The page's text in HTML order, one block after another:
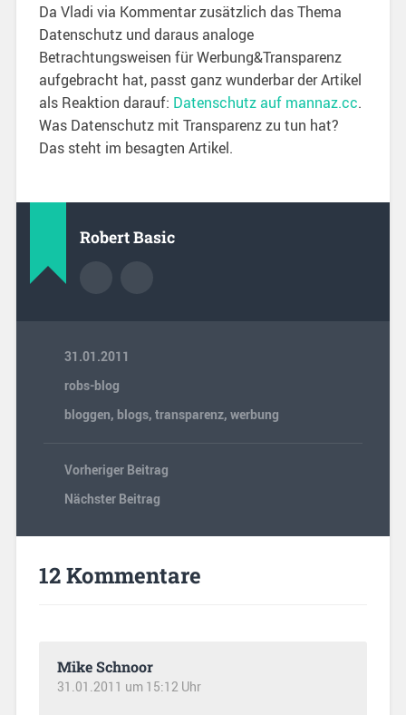
Da Vladi via Kommentar zusätzlich das Thema
Datenschutz und daraus analoge
Betrachtungsweisen für Werbung&Transparenz
aufgebracht hat, passt ganz wunderbar der Artikel
als Reaktion darauf: Datenschutz auf mannaz.cc.
Was Datenschutz mit Transparenz zu tun hat?
Das steht im besagten Artikel.
Robert Basic
31.01.2011
robs-blog
bloggen, blogs, transparenz, werbung
Vorheriger Beitrag
Nächster Beitrag
12 Kommentare
Mike Schnoor
31.01.2011 um 15:12 Uhr